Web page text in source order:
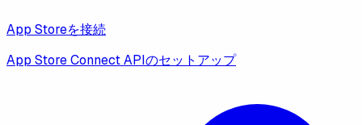
App Storeを接続
App Store Connect APIのセットアップ